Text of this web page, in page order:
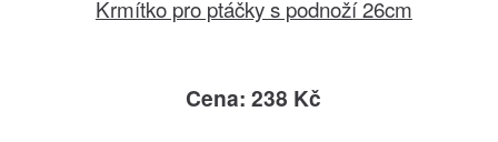
Krmítko pro ptáčky s podnoží 26cm
Cena: 238 Kč